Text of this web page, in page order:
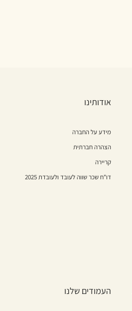
אודותינו
מידע על החברה
הצהרה חברתית
קריירה
דו"ח שכר שווה לעובד ולעובדת 2025
העמודים שלנו